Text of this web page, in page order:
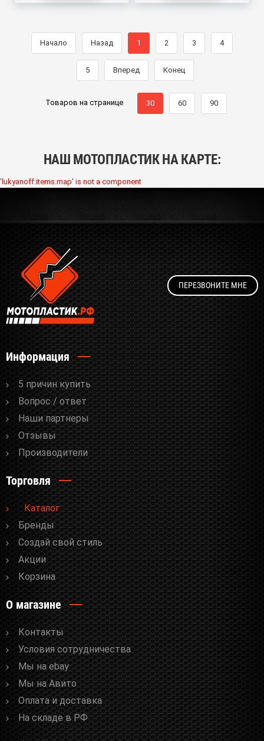
Начало Назад 1 2 3 4
5 Вперед Конец
Товаров на странице 30 60 90
НАШ МОТОПЛАСТИК НА КАРТЕ:
'lukyanoff:items.map' is not a component
ПЕРЕЗВОНИТЕ МНЕ
Информация
5 причин купить
Вопрос / ответ
Наши партнеры
Отзывы
Производители
Торговля
Каталог
Бренды
Cоздай свой стиль
Акции
Корзина
О магазине
Контакты
Условия сотрудничества
Мы на ebay
Мы на Авито
Оплата и доставка
На складе в РФ